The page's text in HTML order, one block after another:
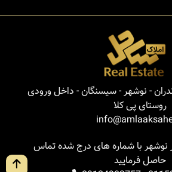
- نوشهر - سیسنگان - داخل ورودی
روستای پی کلا
نوشهر با شماره های درج شده تماس
حاصل فرمایید